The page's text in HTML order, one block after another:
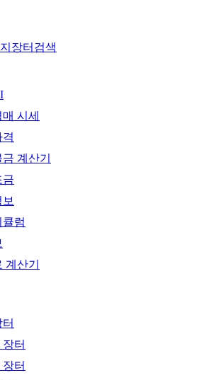
장터 검색
시세
계산기
금
럼
계산기
터
터